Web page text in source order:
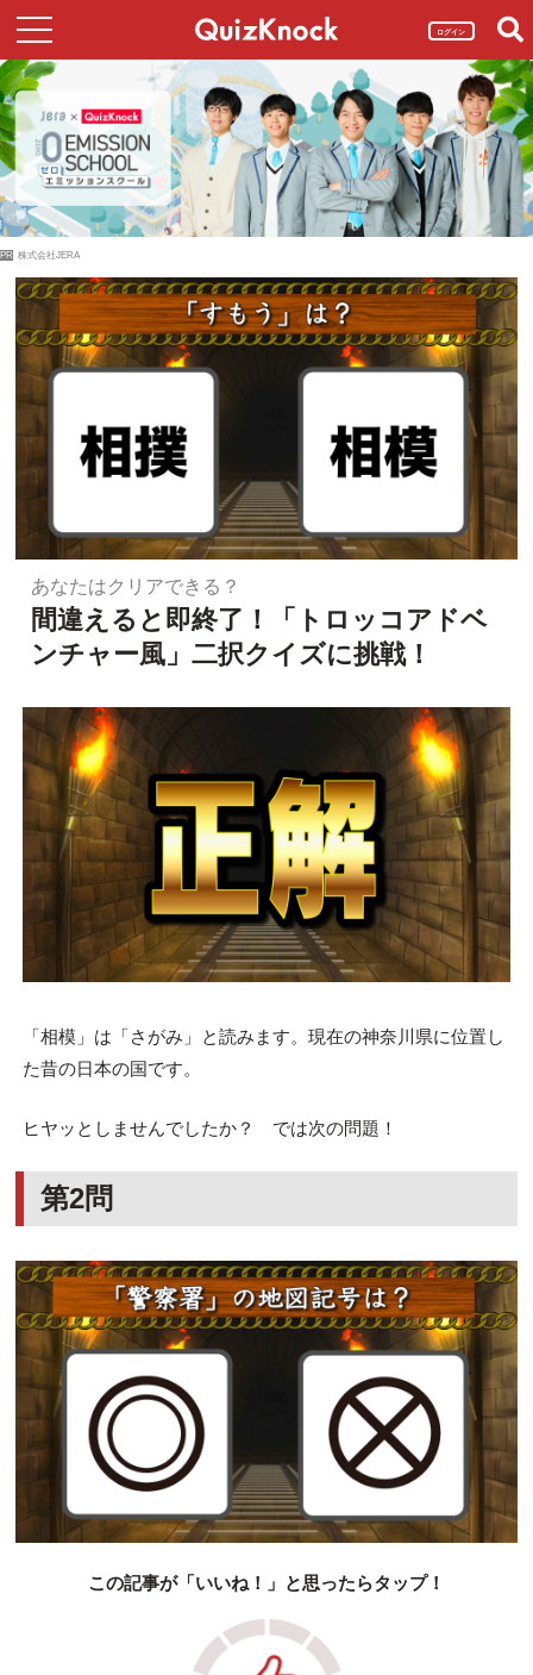
ログイン
PR 株式会社JERA
あなたはクリアできる？
間違えると即終了！「トロッコアドベ
ンチャー風」二択クイズに挑戦！
「相模」は「さがみ」と読みます。現在の神奈川県に位置し
た昔の日本の国です。
ヒヤッとしませんでしたか？ では次の問題！
第2問
この記事が「いいね！」と思ったらタップ！